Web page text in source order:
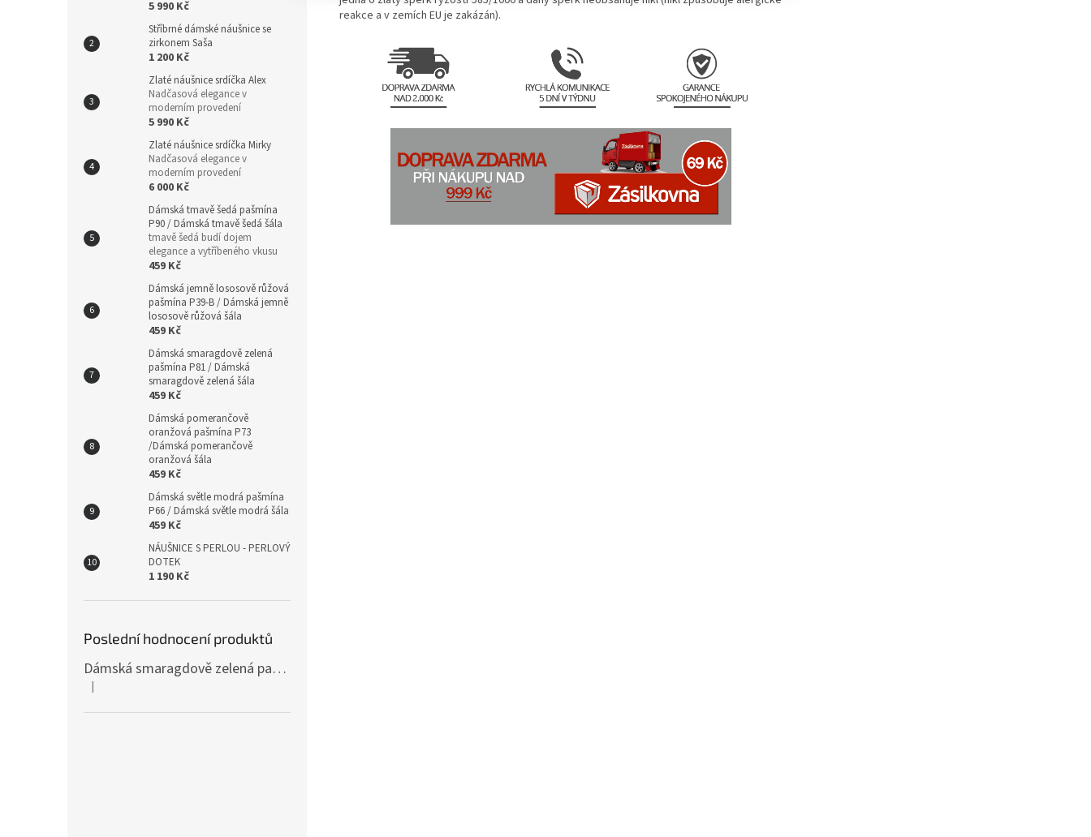
5 990 Kč
Stříbrné dámské náušnice se
zirkonem Saša
1 200 Kč
Zlaté náušnice srdíčka Alex
Nadčasová elegance v
moderním provedení
5 990 Kč
Zlaté náušnice srdíčka Mirky
Nadčasová elegance v
moderním provedení
6 000 Kč
Dámská tmavě šedá pašmína
P90 / Dámská tmavě šedá šála
tmavě šedá budí dojem
elegance a vytříbeného vkusu
459 Kč
Dámská jemně lososově růžová
pašmína P39-B / Dámská jemně
lososově růžová šála
459 Kč
Dámská smaragdově zelená
pašmína P81 / Dámská
smaragdově zelená šála
459 Kč
Dámská pomerančově
oranžová pašmína P73
/Dámská pomerančově
oranžová šála
459 Kč
Dámská světle modrá pašmína
P66 / Dámská světle modrá šála
459 Kč
NÁUŠNICE S PERLOU - PERLOVÝ
DOTEK
1 190 Kč
Poslední hodnocení produktů
Dámská smaragdově zelená pašmína P81 / Dámská smaragdově zelená šála
Hodnocení produktu je 4 z 5 hvězdiček.
|
reakce a v zemích EU je zakázán).